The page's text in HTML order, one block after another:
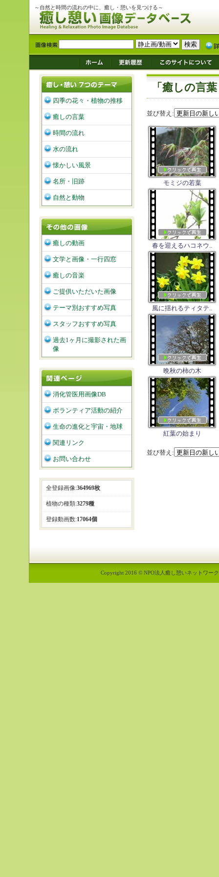
～自然と時間の流れの中に、癒し・憩いを見つける～
「癒しの言
並び替え:
モミジの若葉
春を迎えるハコネウ..
風に揺れるティタテ..
晩秋の柿の木
紅葉の始まり
並び替え:
四季の花々・植物の推移
癒しの言葉
時間の流れ
水の流れ
懐かしい風景
名所・旧跡
自然と動物
癒しの動画
文学と画像・一行四窓
癒しの音楽
ご提供いただいた画像
テーマ別おすすめ写真
スタッフおすすめ写真
過去1ヶ月に撮影された画
像
消化管医用画像DB
ボランティア活動の紹介
生命の進化と宇宙・地球
関連リンク
お問い合わせ
全登録画像:364969枚
植物の種類:3279種
登録動画数:17064個
Copyright 2016 © NPO法人癒し憩いネットワー